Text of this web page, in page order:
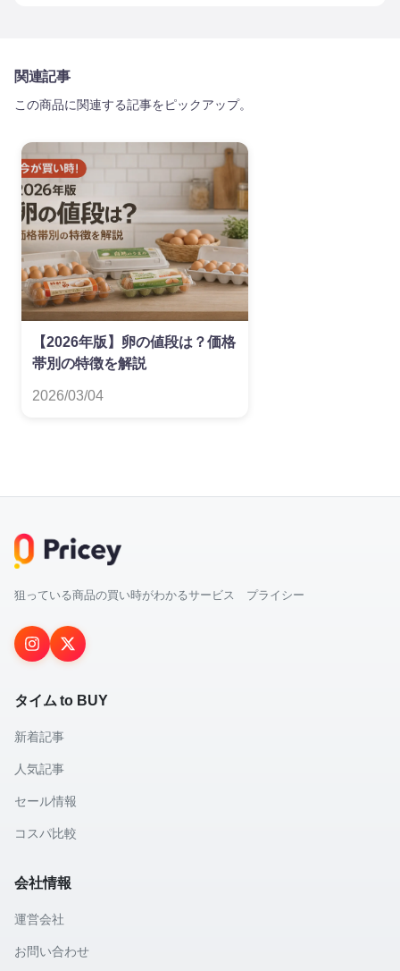
関連記事
この商品に関連する記事をピックアップ。
【2026年版】卵の値段は？価格
帯別の特徴を解説
2026/03/04
狙っている商品の買い時がわかるサービス プライシー
タイム to BUY
新着記事
人気記事
セール情報
コスパ比較
会社情報
運営会社
お問い合わせ